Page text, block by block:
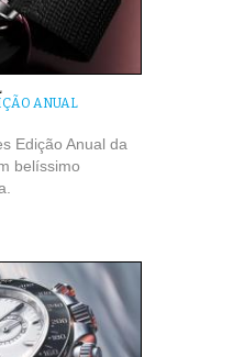
ANUAL
Edição Anual da
belíssimo